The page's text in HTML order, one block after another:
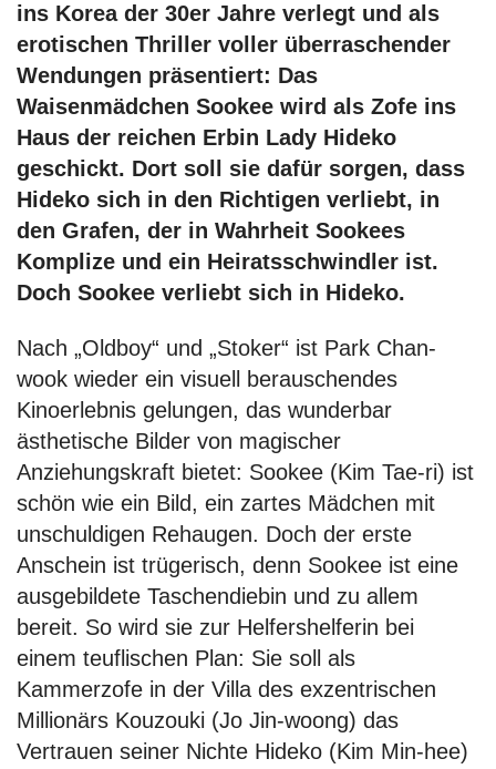
ins Korea der 30er Jahre verlegt und als
erotischen Thriller voller überraschender
Wendungen präsentiert: Das
Waisenmädchen Sookee wird als Zofe ins
Haus der reichen Erbin Lady Hideko
geschickt. Dort soll sie dafür sorgen, dass
Hideko sich in den Richtigen verliebt, in
den Grafen, der in Wahrheit Sookees
Komplize und ein Heiratsschwindler ist.
Doch Sookee verliebt sich in Hideko.
Nach „Oldboy“ und „Stoker“ ist Park Chan-
wook wieder ein visuell berauschendes
Kinoerlebnis gelungen, das wunderbar
ästhetische Bilder von magischer
Anziehungskraft bietet: Sookee (Kim Tae-ri) ist
schön wie ein Bild, ein zartes Mädchen mit
unschuldigen Rehaugen. Doch der erste
Anschein ist trügerisch, denn Sookee ist eine
ausgebildete Taschendiebin und zu allem
bereit. So wird sie zur Helfershelferin bei
einem teuflischen Plan: Sie soll als
Kammerzofe in der Villa des exzentrischen
Millionärs Kouzouki (Jo Jin-woong) das
Vertrauen seiner Nichte Hideko (Kim Min-hee)